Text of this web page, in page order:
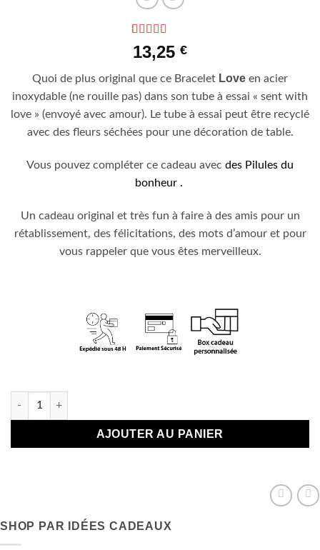
Noté 5sur 5
basé sur
1
client
13,25 €
Quoi de plus original que ce Bracelet Love en acier
inoxydable (ne rouille pas) dans son tube à essai « sent with
love » (envoyé avec amour). Le tube à essai peut être recyclé
avec des fleurs séchées pour une décoration de table.
Vous pouvez compléter ce cadeau avec des Pilules du
bonheur .
Un cadeau original et très fun à faire à des amis pour un
rétablissement, des félicitations, des mots d’amour et pour
vous rappeler que vous êtes merveilleux.
quantité de Bracelet Love doré (acier inoxydable)
AJOUTER AU PANIER
SHOP PAR IDÉES CADEAUX